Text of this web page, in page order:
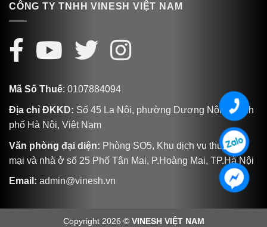
CÔNG TY TNHH VINESH VIỆT NAM
Mã Số Thuế: 0107884094
Địa chỉ ĐKKD: Số 45 La Nội, phường Dương Nội, Thành
phố Hà Nội, Việt Nam
Văn phòng đại diện: Phòng SO5, Khu dịch vụ thương
mại và nhà ở số 25 Phố Tân Mai, P.Hoàng Mai, TP.Hà Nội
Email: admin@vinesh.vn
Copyright 2026 © VINESH VIỆT NAM